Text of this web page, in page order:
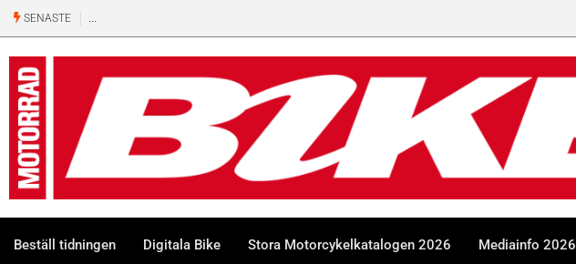
SENASTE
Beställ tidningen Digitala Bike Stora Motorcykelkatalogen 2026 Mediainfo 2026